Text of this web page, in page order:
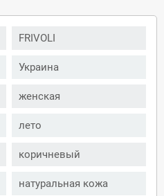
FRIVOLI
Украина
женская
лето
коричневый
натуральная кожа